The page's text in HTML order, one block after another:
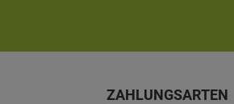
ZAHLUNGSARTEN